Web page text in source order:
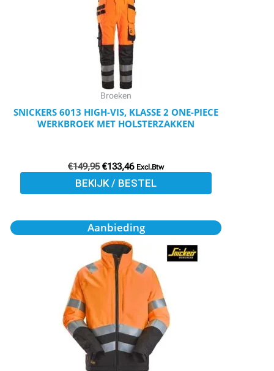
Broeken
SNICKERS 6013 HIGH-VIS, KLASSE 2 ONE-PIECE
WERKBROEK MET HOLSTERZAKKEN
€149,95 €133,46 Excl.Btw
BEKIJK / BESTEL
variaties.
Deze
optie
kan
gekozen
worden
op
de
Aanbieding
Oorspronkelijke
prijs
was:
€129,95.
Huidige
prijs
€116,96.
Dit
product
heeft
meerdere
variaties.
Deze
optie
kan
gekozen